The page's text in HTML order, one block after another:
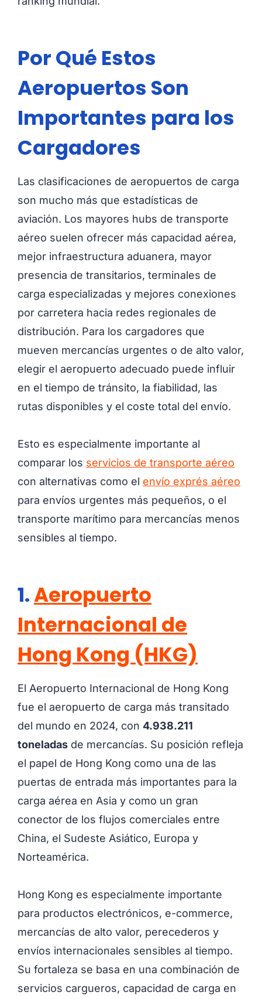
Por Qué Estos
Aeropuertos Son
Importantes para los
Cargadores
Las clasificaciones de aeropuertos de carga
son mucho más que estadísticas de
aviación. Los mayores hubs de transporte
aéreo suelen ofrecer más capacidad aérea,
mejor infraestructura aduanera, mayor
presencia de transitarios, terminales de
carga especializadas y mejores conexiones
por carretera hacia redes regionales de
distribución. Para los cargadores que
mueven mercancías urgentes o de alto valor,
elegir el aeropuerto adecuado puede influir
en el tiempo de tránsito, la fiabilidad, las
rutas disponibles y el coste total del envío.
Esto es especialmente importante al
comparar los servicios de transporte aéreo
con alternativas como el envío exprés aéreo
para envíos urgentes más pequeños, o el
transporte marítimo para mercancías menos
sensibles al tiempo.
1.Aeropuerto
Internacional de
Hong Kong (HKG)
El Aeropuerto Internacional de Hong Kong
fue el aeropuerto de carga más transitado
del mundo en 2024, con 4.938.211
toneladas de mercancías. Su posición refleja
el papel de Hong Kong como una de las
puertas de entrada más importantes para la
carga aérea en Asia y como un gran
conector de los flujos comerciales entre
China, el Sudeste Asiático, Europa y
Norteamérica.
Hong Kong es especialmente importante
para productos electrónicos, e-commerce,
mercancías de alto valor, perecederos y
envíos internacionales sensibles al tiempo.
Su fortaleza se basa en una combinación de
servicios cargueros, capacidad de carga en